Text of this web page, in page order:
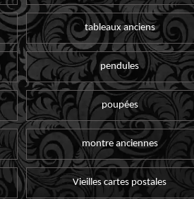
tableaux anciens
pendules
poupées
montre anciennes
Vieilles cartes postales